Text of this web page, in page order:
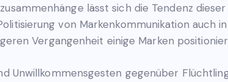
lässt sich die Tendenz
von Markenkommunikation auch
Vergangenheit einige Marken
Unwillkommensgesten gegenüber